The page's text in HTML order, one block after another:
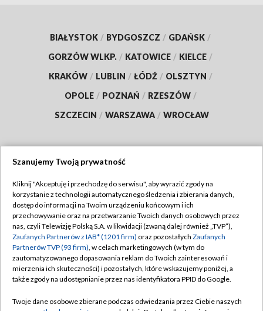
BIAŁYSTOK / BYDGOSZCZ / GDAŃSK /
GORZÓW WLKP. / KATOWICE / KIELCE /
KRAKÓW / LUBLIN / ŁÓDŹ / OLSZTYN /
OPOLE / POZNAŃ / RZESZÓW /
SZCZECIN / WARSZAWA / WROCŁAW
TVP
Abonament TVP
Emisja w TVP
Centrum informacji TVP
Naziemna Telewizja Cyfrowa
Regulamin TVP
Polityka prywatności
Moje zgody
Pomoc
Szanujemy Twoją prywatność
Kliknij "Akceptuję i przechodzę do serwisu", aby wyrazić zgody na
korzystanie z technologii automatycznego śledzenia i zbierania danych,
dostęp do informacji na Twoim urządzeniu końcowym i ich
przechowywanie oraz na przetwarzanie Twoich danych osobowych przez
nas, czyli Telewizję Polską S.A. w likwidacji (zwaną dalej również „TVP”),
Zaufanych Partnerów z IAB* (1201 firm) oraz pozostałych Zaufanych
Partnerów TVP (93 firm), w celach marketingowych (w tym do
zautomatyzowanego dopasowania reklam do Twoich zainteresowań i
mierzenia ich skuteczności) i pozostałych, które wskazujemy poniżej, a
także zgody na udostępnianie przez nas identyfikatora PPID do Google.
Twoje dane osobowe zbierane podczas odwiedzania przez Ciebie naszych